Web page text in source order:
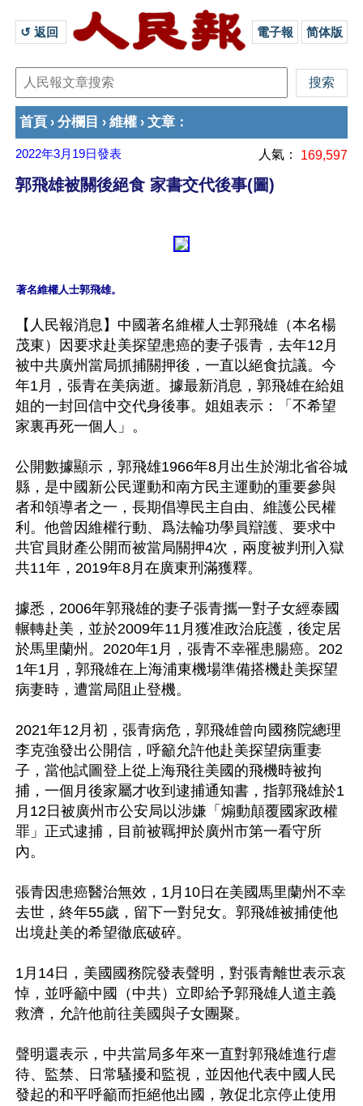
↺ 返回 電子報 简体版
首頁 › 分欄目 › 維權 › 文章 ：
2022年3月19日發表 人氣： 169,597
郭飛雄被關後絕食 家書交代後事(圖)
【人民報消息】中國著名維權人士郭飛雄（本名楊
茂東）因要求赴美探望患癌的妻子張青，去年12月
被中共廣州當局抓捕關押後，一直以絕食抗議。今
年1月，張青在美病逝。據最新消息，郭飛雄在給姐
姐的一封回信中交代身後事。姐姐表示：「不希望
家裏再死一個人」。
公開數據顯示，郭飛雄1966年8月出生於湖北省谷城
縣，是中國新公民運動和南方民主運動的重要參與
者和領導者之一，長期倡導民主自由、維護公民權
利。他曾因維權行動、爲法輪功學員辯護、要求中
共官員財產公開而被當局關押4次，兩度被判刑入獄
共11年，2019年8月在廣東刑滿獲釋。
據悉，2006年郭飛雄的妻子張青攜一對子女經泰國
輾轉赴美，並於2009年11月獲准政治庇護，後定居
於馬里蘭州。2020年1月，張青不幸罹患腸癌。202
1年1月，郭飛雄在上海浦東機場準備搭機赴美探望
病妻時，遭當局阻止登機。
2021年12月初，張青病危，郭飛雄曾向國務院總理
李克強發出公開信，呼籲允許他赴美探望病重妻
子，當他試圖登上從上海飛往美國的飛機時被拘
捕，一個月後家屬才收到逮捕通知書，指郭飛雄於1
月12日被廣州市公安局以涉嫌「煽動顛覆國家政權
罪」正式逮捕，目前被羈押於廣州市第一看守所
內。
張青因患癌醫治無效，1月10日在美國馬里蘭州不幸
去世，終年55歲，留下一對兒女。郭飛雄被捕使他
出境赴美的希望徹底破碎。
1月14日，美國國務院發表聲明，對張青離世表示哀
悼，並呼籲中國（中共）立即給予郭飛雄人道主義
救濟，允許他前往美國與子女團聚。
聲明還表示，中共當局多年來一直對郭飛雄進行虐
待、監禁、日常騷擾和監視，並因他代表中國人民
發起的和平呼籲而拒絕他出國，敦促北京停止使用